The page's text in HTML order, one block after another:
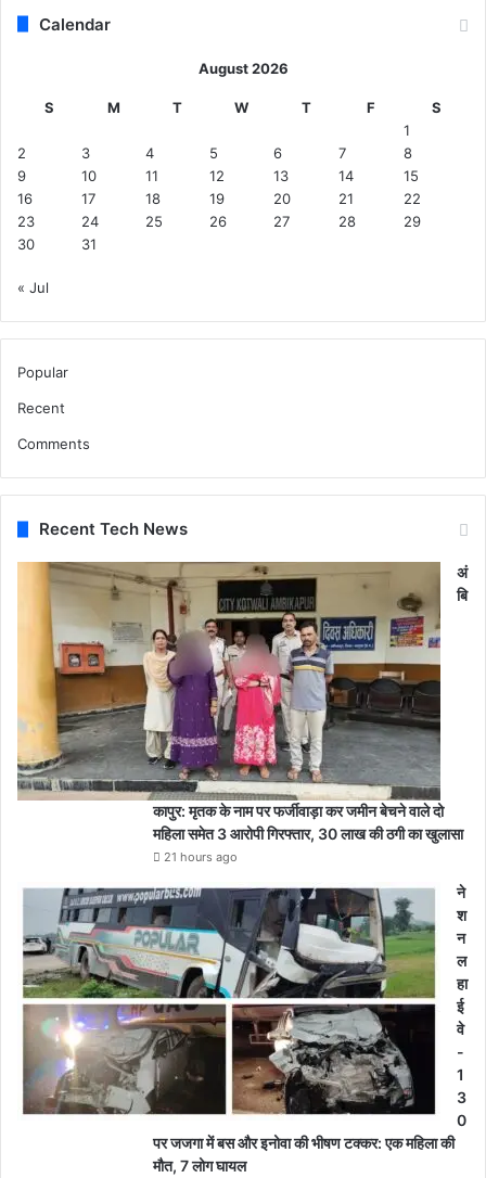
Calendar
August 2026
S M T W T F
S
1
2
3 4 5 6 7
8
9
10 11 12 13 14
15
16
17 18 19 20 21
22
23
24 25 26 27 28
29
30
31
« Jul
Popular
Recent
Comments
Recent Tech News
अं
बि
कापुर: मृतक के नाम पर फर्जीवाड़ा कर जमीन बेचने वाले दो
महिला समेत 3 आरोपी गिरफ्तार, 30 लाख की ठगी का खुलासा
21 hours ago
ने
श
न
ल
हा
ई
वे
-
1
3
0
पर जजगा में बस और इनोवा की भीषण टक्कर: एक महिला की
मौत, 7 लोग घायल